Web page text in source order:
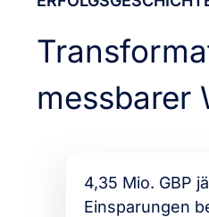
messbarer
4,35 Mio. GBP
Einsparungen